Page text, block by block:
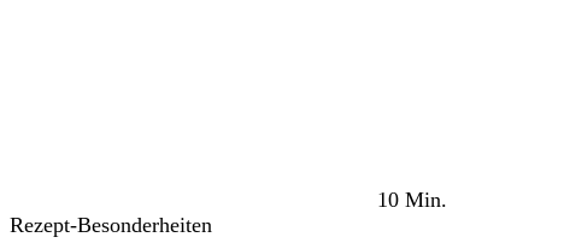
10 Min.
Rezept-Besonderheiten